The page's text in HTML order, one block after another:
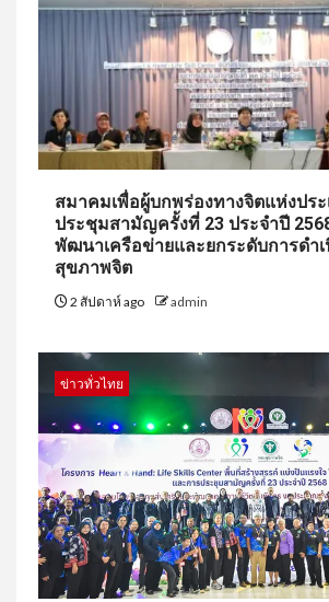
สมาคมเพื่อผู้บกพร่องทางจิตแห่งประ
ประชุมสามัญครั้งที่ 23 ประจำปี
พัฒนาเครือข่ายและยกระดับการดำ
สุขภาพจิต
2 สัปดาห์ ago admin
ข่าวทั่วไทย